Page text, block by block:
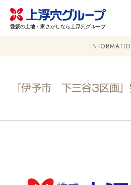
愛媛の土地・家さがしなら上浮穴グループ
『伊予市 下三谷3区画